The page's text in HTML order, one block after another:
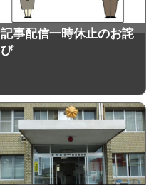
記事配信一時休止のお詫
び